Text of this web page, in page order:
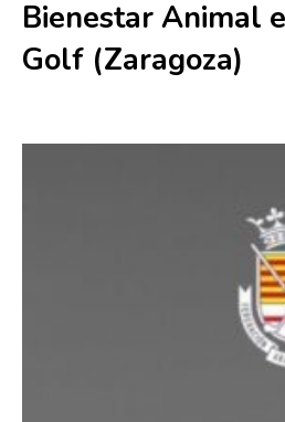
Bienestar Animal
Golf (Zaragoza)